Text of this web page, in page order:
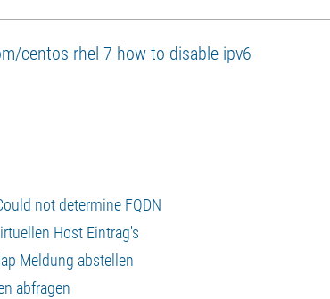
centos-rhel-7-how-to-disable-ipv6
not determine FQDN
Host Eintrag's
Meldung abstellen
abfragen